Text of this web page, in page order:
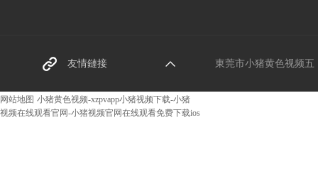
友情鏈接
東莞（wǎn）螺絲廠家（ji
阿裏巴巴網址
東莞市小猪黄色视频
网站地图 小猪黄色视频-xzpvapp小猪视频下载-小猪
视频在线观看官网-小猪视频官网在线观看免费下载ios